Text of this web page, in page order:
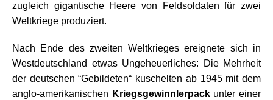
zugleich gigantische Heere von Feldsoldaten für zwei
Weltkriege produziert.
Nach Ende des zweiten Weltkrieges ereignete sich in
Westdeutschland etwas Ungeheuerliches: Die Mehrheit
der deutschen “Gebildeten“ kuschelten ab 1945 mit dem
anglo-amerikanischen Kriegsgewinnlerpackunter einer